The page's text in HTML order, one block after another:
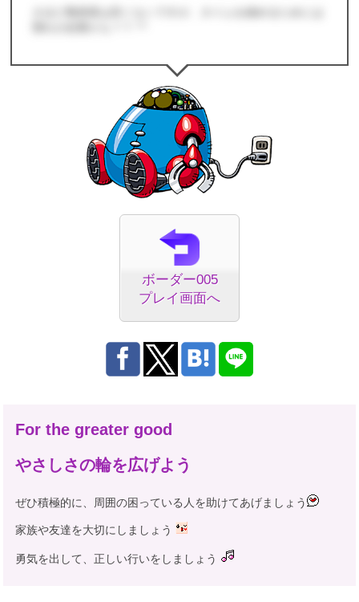
ボーダー005
プレイ画面へ
For the greater good
やさしさの輪を広げよう
ぜひ積極的に、周囲の困っている人を助けてあげましょう
家族や友達を大切にしましょう
勇気を出して、正しい行いをしましょう